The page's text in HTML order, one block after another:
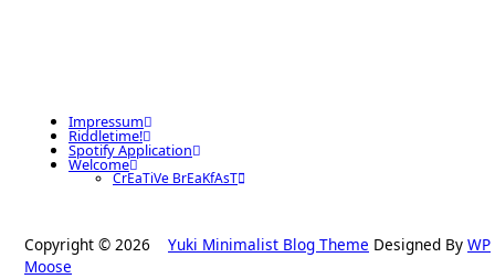
Impressum
Riddletime!
Spotify Application
Welcome
CrEaTiVe BrEaKfAsT
Copyright © 2026 Yuki Minimalist Blog Theme Designed By WP
Moose